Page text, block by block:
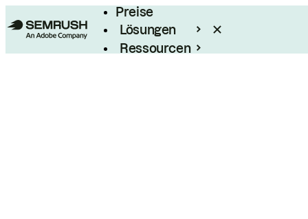
Preise
Lösungen
Ressourcen